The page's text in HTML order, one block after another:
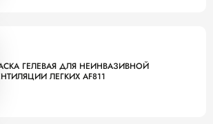
ГЕЛЕВАЯ ДЛЯ НЕИНВАЗИВНОЙ
ЛЕГКИХ AF811